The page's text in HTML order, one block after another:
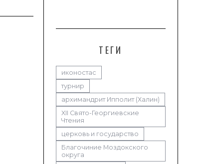
ТЕГИ
иконостас
турнир
архимандрит Ипполит (Халин)
XII Свято-Георгиевские
Чтения
церковь и государство
Благочиние Моздокского
округа